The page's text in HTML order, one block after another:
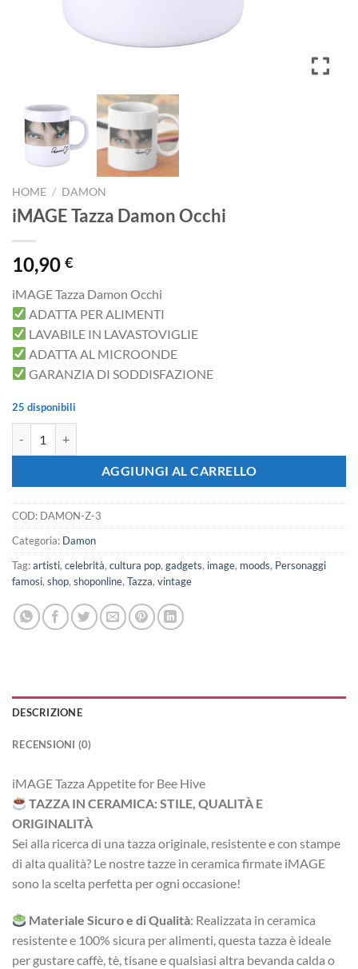
HOME / DAMON
iMAGE Tazza Damon Occhi
10,90 €
iMAGE Tazza Damon Occhi
ADATTA PER ALIMENTI
LAVABILE IN LAVASTOVIGLIE
ADATTA AL MICROONDE
GARANZIA DI SODDISFAZIONE
25 disponibili
AGGIUNGI AL CARRELLO
COD: DAMON-Z-3
Categoria: Damon
Tag:artisti, celebrità, cultura pop, gadgets, image, moods, Personaggi
famosi, shop, shoponline, Tazza, vintage
DESCRIZIONE
RECENSIONI (0)
iMAGE Tazza Appetite for Bee Hive
TAZZA IN CERAMICA: STILE, QUALITÀ E
ORIGINALITÀ
Sei alla ricerca di una tazza originale, resistente e con stampe
di alta qualità? Le nostre tazze in ceramica firmate iMAGE
sono la scelta perfetta per ogni occasione!
Materiale Sicuro e di Qualità: Realizzata in ceramica
resistente e 100% sicura per alimenti, questa tazza è ideale
per gustare caffè, tè, tisane e qualsiasi altra bevanda calda o